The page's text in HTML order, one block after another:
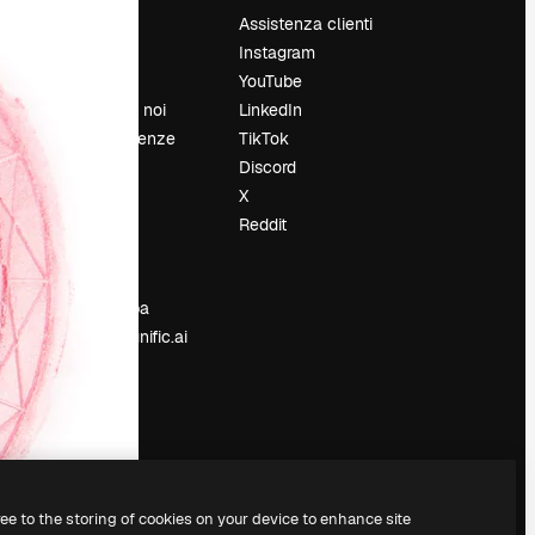
Lavora con noi
Cerca tendenze
Vendi i tuoi
Sala stampa
Cerchi magnific.ai
Assistenza clienti
Instagram
YouTube
LinkedIn
TikTok
Discord
X
Reddit
to the storing of cookies on your device to enhance site